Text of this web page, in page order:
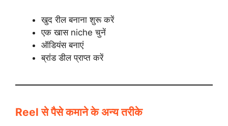
खुद रील बनाना शुरू करें
एक खास niche चुनें
ऑडियंस बनाएं
ब्रांड डील प्राप्त करें
Reel से पैसे कमाने के अन्य तरीके